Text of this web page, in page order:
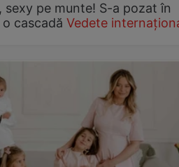
sexy pe munte! S-a pozat în
cascadă Vedete